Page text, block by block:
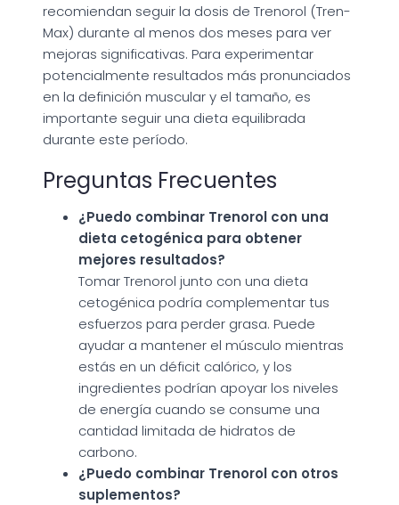
recomiendan seguir la dosis de Trenorol (Tren-
Max) durante al menos dos meses para ver
mejoras significativas. Para experimentar
potencialmente resultados más pronunciados
en la definición muscular y el tamaño, es
importante seguir una dieta equilibrada
durante este período.
Preguntas Frecuentes
¿Puedo combinar Trenorol con una
dieta cetogénica para obtener
mejores resultados?
Tomar Trenorol junto con una dieta
cetogénica podría complementar tus
esfuerzos para perder grasa. Puede
ayudar a mantener el músculo mientras
estás en un déficit calórico, y los
ingredientes podrían apoyar los niveles
de energía cuando se consume una
cantidad limitada de hidratos de
carbono.
¿Puedo combinar Trenorol con otros
suplementos?